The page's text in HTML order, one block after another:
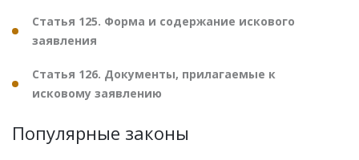
Статья 125. Форма и содержание искового
заявления
Статья 126. Документы, прилагаемые к
исковому заявлению
Популярные законы